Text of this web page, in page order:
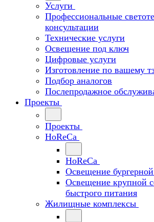
Услуги
Профессиональные
консультации
Технические услуги
Освещение под ключ
Цифровые услуги
Изготовление по вашему
Подбор аналогов
Послепродажное
Проекты
Проекты
HoReCa
HoReCa
Освещение
Освещение крупной
быстрого питания
Жилищные комплексы